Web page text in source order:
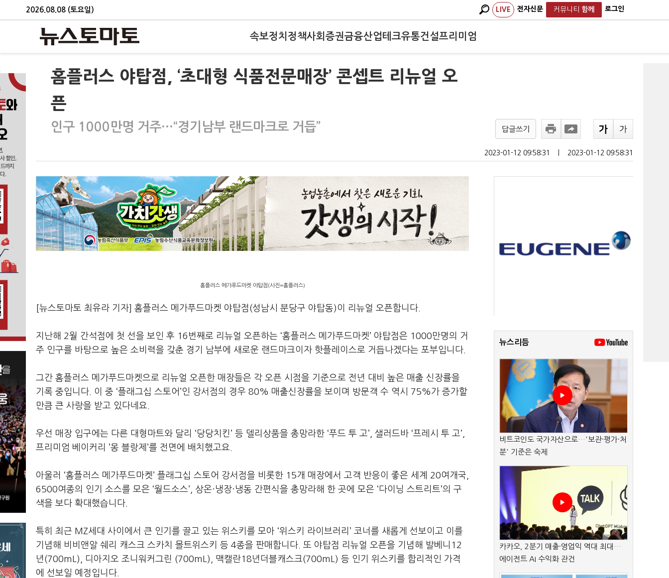
2026.08.08 (토요일) LIVE 전자신문 커뮤니티 함께 로그인
속보정치 정책사회 증권금융산업테크유통건설프리미엄
홈플러스 야탑점, ‘초대형 식품전문매장’ 콘셉트 리뉴얼 오
픈
인구 1000만명 거주…“경기남부 랜드마크로 거듭” 답글쓰기
2023-01-12 09:58:31 2023-01-12 09:58:31
홈플러스 메가푸드마켓 야탑점(사진=홈플러스)
[뉴스토마토 최유라 기자] 홈플러스 메가푸드마켓 야탑점(성남시 분당구 야탑동)이 리뉴얼 오픈합니다.
지난해 2월 간석점에 첫 선을 보인 후 16번째로 리뉴얼 오픈하는 ‘홈플러스 메가푸드마켓’ 야탑점은 1000만명의 거
주 인구를 바탕으로 높은 소비력을 갖춘 경기 남부에 새로운 랜드마크이자 핫플레이스로 거듭나겠다는 포부입니다.
그간 홈플러스 메가푸드마켓으로 리뉴얼 오픈한 매장들은 각 오픈 시점을 기준으로 전년 대비 높은 매출 신장률을
기록 중입니다. 이 중 ‘플래그십 스토어’인 강서점의 경우 80% 매출신장률을 보이며 방문객 수 역시 75%가 증가할
만큼 큰 사랑을 받고 있다네요.
우선 매장 입구에는 다른 대형마트와 달리 ‘당당치킨’ 등 델리상품을 총망라한 ‘푸드 투 고’, 샐러드바 ‘프레시 투 고’,
프리미엄 베이커리 ’몽 블랑제’를 전면에 배치했고요.
아울러 ‘홈플러스 메가푸드마켓’ 플래그십 스토어 강서점을 비롯한 15개 매장에서 고객 반응이 좋은 세계 20여개국,
6500여종의 인기 소스를 모은 ‘월드소스’, 상온·냉장·냉동 간편식을 총망라해 한 곳에 모은 ‘다이닝 스트리트’의 구
색을 보다 확대했습니다.
특히 최근 MZ세대 사이에서 큰 인기를 끌고 있는 위스키를 모아 ‘위스키 라이브러리’ 코너를 새롭게 선보이고 이를
기념해 비비앤알 쉐리 캐스크 스카치 몰트위스키 등 4종을 판매합니다. 또 야탑점 리뉴얼 오픈을 기념해 발베니12
년(700mL), 디아지오 조니워커그린 (700mL), 맥캘란18년더블캐스크(700mL) 등 인기 위스키를 합리적인 가격
에 선보일 예정입니다.
뉴스리듬
비트코인도 국가자산으로…'보관·평가·처
분' 기준은 숙제
카카오, 2분기 매출·영업익 역대 최대…
에이전트 AI 수익화 관건